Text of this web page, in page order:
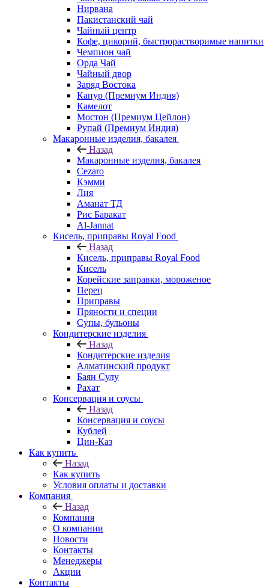
Нирвана
Пакистанский чай
Чайный центр
Кофе, цикорий, быстрорастворимые напитки
Чемпион чай
Орда Чай
Чайный двор
Заряд Востока
Капур (Премиум Индия)
Камелот
Мостон (Премиум Цейлон)
Рупай (Премиум Индия)
Макаронные изделия, бакалея
Назад
Макаронные изделия, бакалея
Cezaro
Кэмми
Лия
Аманат ТД
Рис Баракат
Al-Jannat
Кисель, приправы Royal Food
Назад
Кисель, приправы Royal Food
Кисель
Корейские заправки, мороженое
Перец
Приправы
Пряности и специи
Супы, бульоны
Кондитерские изделия
Назад
Кондитерские изделия
Алматинский продукт
Баян Сулу
Рахат
Консервация и соусы
Назад
Консервация и соусы
Кублей
Цин-Каз
Как купить
Назад
Как купить
Условия оплаты и доставки
Компания
Назад
Компания
О компании
Новости
Контакты
Менеджеры
Акции
Контакты